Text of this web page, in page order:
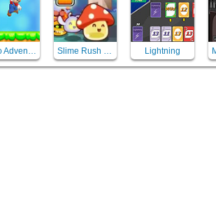
Mario Adventure 2 Slime Rush TD 2 Lightning